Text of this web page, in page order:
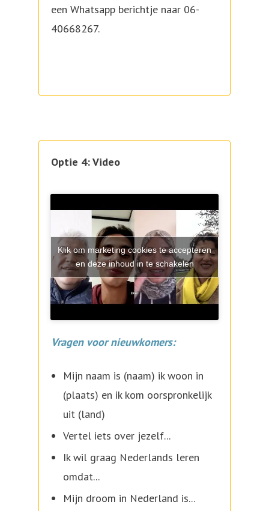
een Whatsapp berichtje naar 06-
40668267.
Optie 4: Video
Klik om marketing cookies te accepteren
en deze inhoud in te schakelen
Vragen voor nieuwkomers:
Mijn naam is (naam) ik woon in
(plaats) en ik kom oorspronkelijk
uit (land)
Vertel iets over jezelf...
Ik wil graag Nederlands leren
omdat...
Mijn droom in Nederland is...